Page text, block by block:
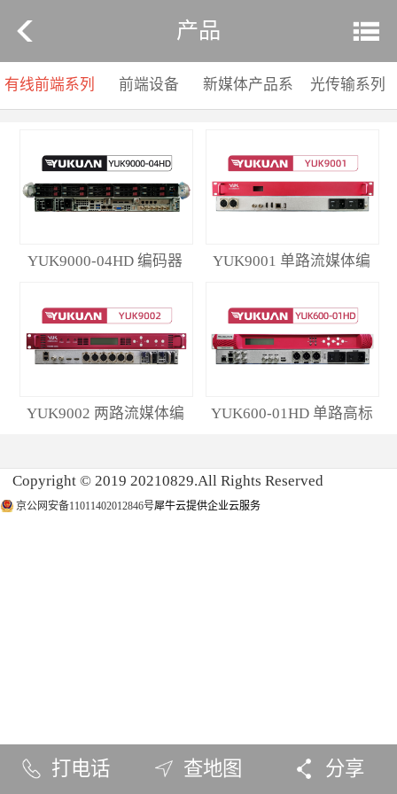
产品
有线前端系列 前端设备 新媒体产品系 光传输系列
YUK9000-04HD 编码器
YUK9001 单路流媒体编
YUK9002 两路流媒体编
YUK600-01HD 单路高标
Copyright © 2019 20210829.All Rights Reserved
京公网安备11011402012846号犀牛云提供企业云服务
打电话 查地图 分享